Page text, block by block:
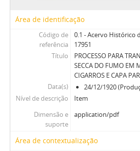
Área de identificação
Código de
referência
0.1 - Acervo Histórico
17951
Título
PROCESSO PARA
SECCA DO FUMO EM
CIGARROS E CAPA
Data(s)
24/12/1920
Nível de descrição
Item
Dimensão e
suporte
application/pdf
Área de contextualização